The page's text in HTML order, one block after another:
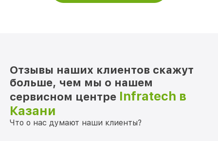
Отзывы наших клиентов скажут
больше, чем мы о нашем
сервисном центре Infratech в
Казани
Что о нас думают наши клиенты?